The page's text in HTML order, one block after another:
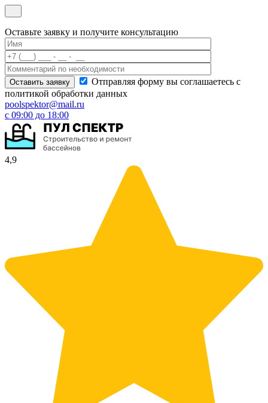
Оставьте заявку и получите консультацию
Отправляя форму вы соглашаетесь с
политикой обработки данных
poolspektor@mail.ru
с 09:00 до 18:00
4,9